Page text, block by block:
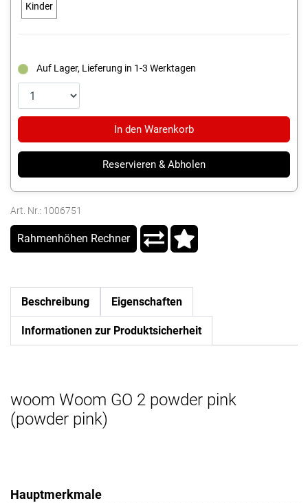
Kinder
Auf Lager, Lieferung in 1-3 Werktagen
In den Warenkorb
Reservieren & Abholen
Art. Nr.: 1006751
Rahmenhöhen Rechner
Beschreibung Eigenschaften
Informationen zur Produktsicherheit
woom Woom GO 2 powder pink
(powder pink)
Hauptmerkmale